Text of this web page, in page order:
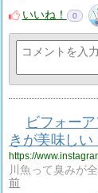
いいね！
0
ビフォー
きが美味しい
https://
川魚って臭みが
前